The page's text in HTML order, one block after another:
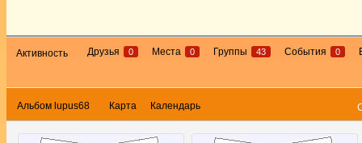
Активность Друзья 0 Места 0 Группы 43 События 0
Альбом lupus68 Карта Календарь